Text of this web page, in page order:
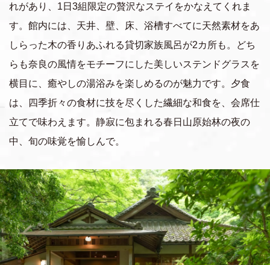
れがあり、1日3組限定の贅沢なステイをかなえてくれま
す。館内には、天井、壁、床、浴槽すべてに天然素材をあ
しらった木の香りあふれる貸切家族風呂が2カ所も。どち
らも奈良の風情をモチーフにした美しいステンドグラスを
横目に、癒やしの湯浴みを楽しめるのが魅力です。夕食
は、四季折々の食材に技を尽くした繊細な和食を、会席仕
立てで味わえます。静寂に包まれる春日山原始林の夜の
中、旬の味覚を愉しんで。